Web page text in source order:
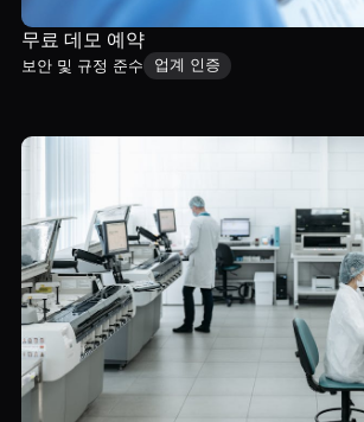
무료 데모 예약
보안 및 규정 준수 업계 인증